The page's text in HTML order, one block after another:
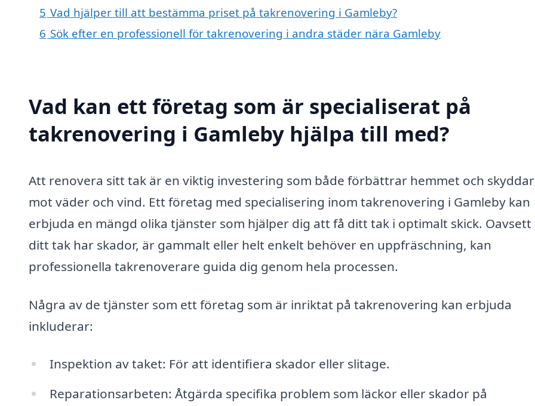
5 Vad hjälper till att bestämma priset på takrenovering i Gamleby?
6 Sök efter en professionell för takrenovering i andra städer nära Gamleby
Vad kan ett företag som är specialiserat på
takrenovering i Gamleby hjälpa till med?
Att renovera sitt tak är en viktig investering som både förbättrar hemmet och
mot väder och vind. Ett företag med specialisering inom takrenovering i Gamleby kan
erbjuda en mängd olika tjänster som hjälper dig att få ditt tak i optimalt skick. Oavsett
ditt tak har skador, är gammalt eller helt enkelt behöver en uppfräschning, kan
professionella takrenoverare guida dig genom hela processen.
Några av de tjänster som ett företag som är inriktat på takrenovering kan erbjuda
inkluderar:
Inspektion av taket: För att identifiera skador eller slitage.
Reparationsarbeten: Åtgärda specifika problem som läckor eller skador på